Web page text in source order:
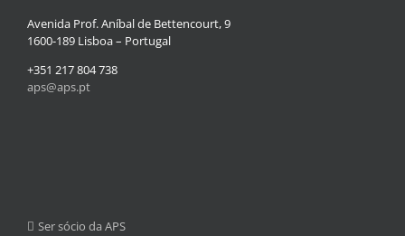
Avenida Prof. Aníbal de Bettencourt, 9
1600-189 Lisboa – Portugal
+351 217 804 738
aps@aps.pt
Ser sócio da APS